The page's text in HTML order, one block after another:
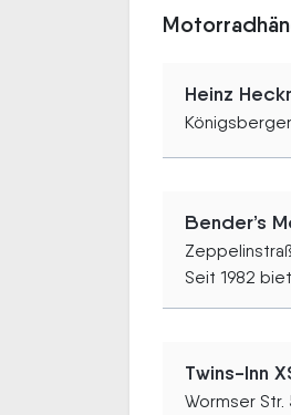
Heinz
Bender’s
Seit 1982
Twins-Inn
Wormser